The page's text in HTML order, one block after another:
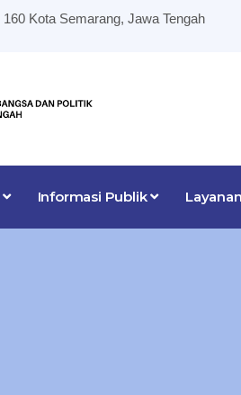
Kota Semarang, Jawa Tengah
Informasi Publik